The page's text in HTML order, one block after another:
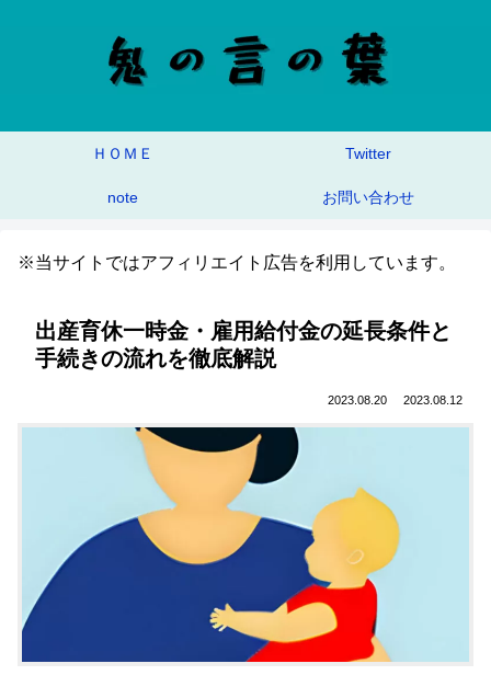
ＨＯＭＥ Twitter
note お問い合わせ
※当サイトではアフィリエイト広告を利用しています。
出産育休一時金・雇用給付金の延長条件と
手続きの流れを徹底解説
2023.08.20 2023.08.12